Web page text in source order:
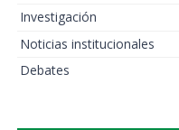
Investigación
Noticias institucionales
Debates